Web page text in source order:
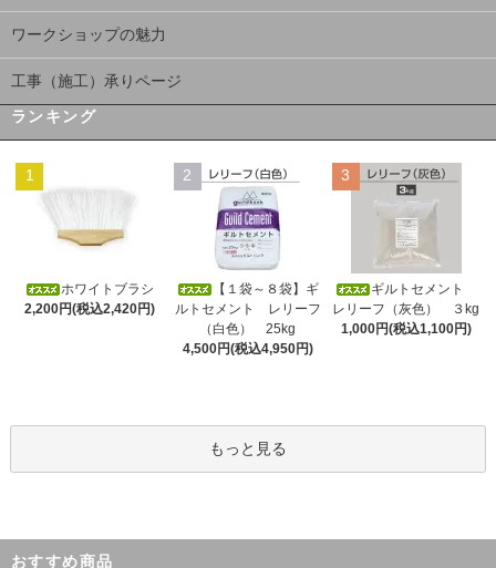
ワークショップの魅力
工事（施工）承りページ
ランキング
1
ホワイトブラシ
2,200円(税込2,420円)
2
【１袋～８袋】ギ
ルトセメント レリーフ
（白色） 25kg
4,500円(税込4,950円)
3
ギルトセメント
レリーフ（灰色） ３kg
1,000円(税込1,100円)
もっと見る
おすすめ商品